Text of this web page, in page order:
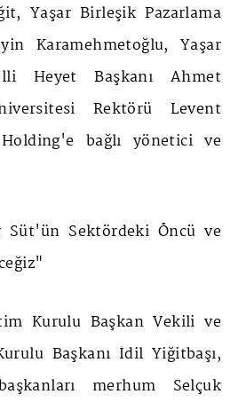
Yaşar Birleşik Pazarlama
Karamehmetoğlu, Yaşar
Heyet Başkanı Ahmet
Rektörü Levent
bağlı yönetici ve
Süt'ün Sektördeki Öncü ve
Kurulu Başkan Vekili ve
Başkanı İdil Yiğitbaşı,
merhum Selçuk